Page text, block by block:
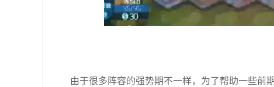
由于很多阵容的强势期不一样，为了帮助一些前